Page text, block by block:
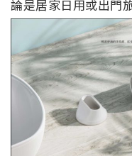
論是居家日用或出門